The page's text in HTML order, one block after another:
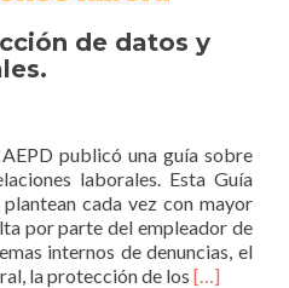
de datos y
publicó una guía sobre
laborales. Esta Guía
cada vez con mayor
por parte del empleador de
internos de denuncias, el
la protección de los Leer
[…]